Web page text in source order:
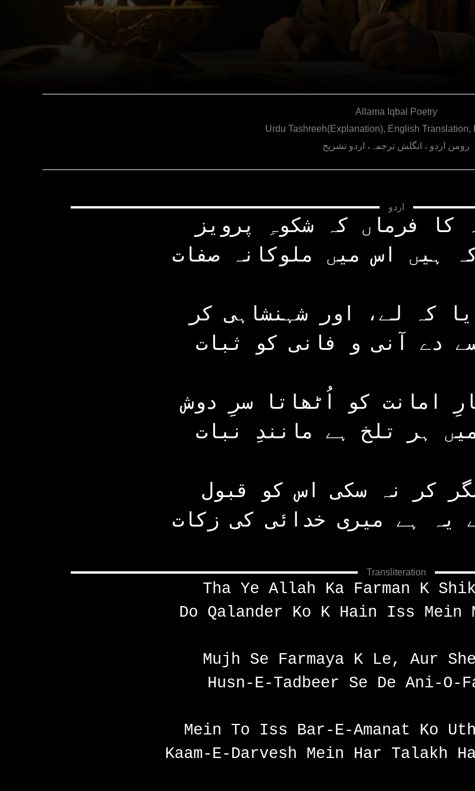
Allama Iqbal Poetry
Urdu Tashreeh(Explanation), English Translation,
رومن اردو ، انگلش ترجمہ، اردو تشریح
اردو
کا فرماں کہ شکوہِ پرویز
ہیں اس میں ملوکانہ صفات
کہ لے، اور شہنشاہی کر
دے آنی و فانی کو ثبات
امانت کو اُٹھاتا سرِ دوش
ہر تلخ ہے مانندِ نبات
کر نہ سکی اس کو قبول
Transliteration
Tha Ye Allah Ka Farman K
Do Qalander Ko K Hain Iss Mein
Mujh Se Farmaya K Le, Aur
Husn-E-Tadbeer Se De Ani-O-
Mein To Iss Bar-E-Amanat Ko
Kaam-E-Darvesh Mein Har Talakh